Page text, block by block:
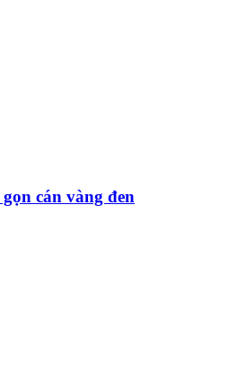
cán vàng đen